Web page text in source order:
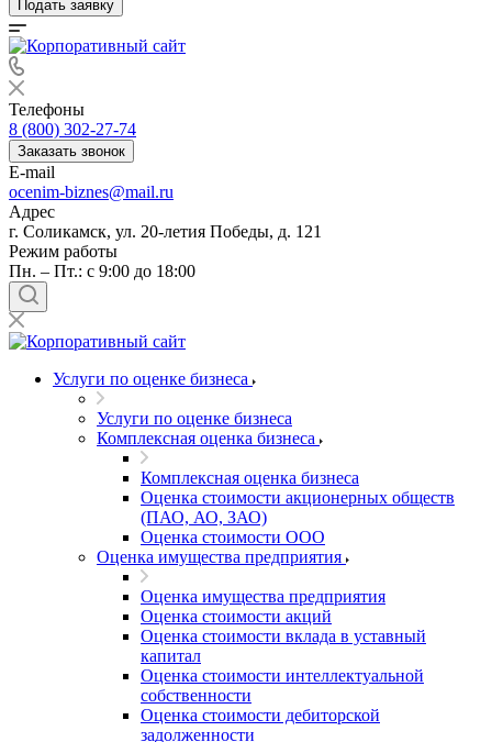
Подать заявку
Телефоны
8 (800) 302-27-74
Заказать звонок
E-mail
ocenim-biznes@mail.ru
Адрес
г. Соликамск, ул. 20-летия Победы, д. 121
Режим работы
Пн. – Пт.: с 9:00 до 18:00
Услуги по оценке бизнеса
Услуги по оценке бизнеса
Комплексная оценка бизнеса
Комплексная оценка бизнеса
Оценка стоимости акционерных обществ
(ПАО, АО, ЗАО)
Оценка стоимости ООО
Оценка имущества предприятия
Оценка имущества предприятия
Оценка стоимости акций
Оценка стоимости вклада в уставный
капитал
Оценка стоимости интеллектуальной
собственности
Оценка стоимости дебиторской
задолженности